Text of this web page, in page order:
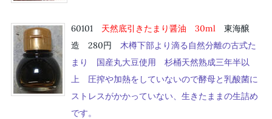
60101 天然底引きたまり醤油 30ml 東海醸
造 280円 木樽下部より滴る自然分離の古式た
まり 国産丸大豆使用 杉桶天然熟成三年半以
上 圧搾や加熱をしていないので酵母と乳酸菌に
ストレスがかかっていない、生きたままの生詰め
です。